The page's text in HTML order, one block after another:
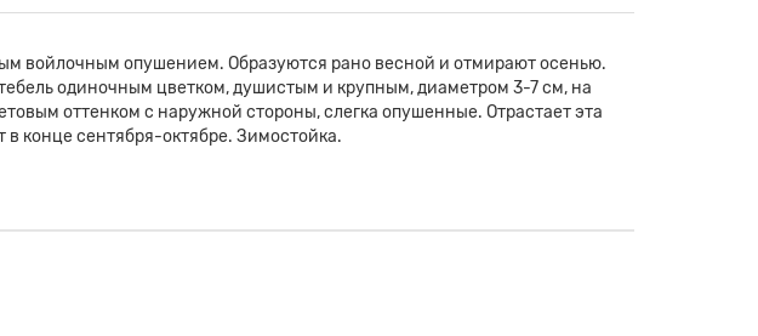
войлочным опушением. Образуются рано весной и отмирают осенью.
одиночным цветком, душистым и крупным, диаметром 3-7 см, на
оттенком с наружной стороны, слегка опушенные. Отрастает эта
конце сентября-октябре. Зимостойка.